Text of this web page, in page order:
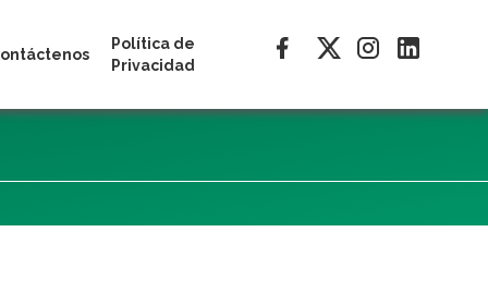
Política de
Privacidad